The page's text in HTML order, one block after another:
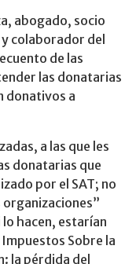
abogado, socio
colaborador del
de las
las donatarias
donativos a
a las que les
donatarias que
por el SAT; no
hacen, estarían
Sobre la
la pérdida del